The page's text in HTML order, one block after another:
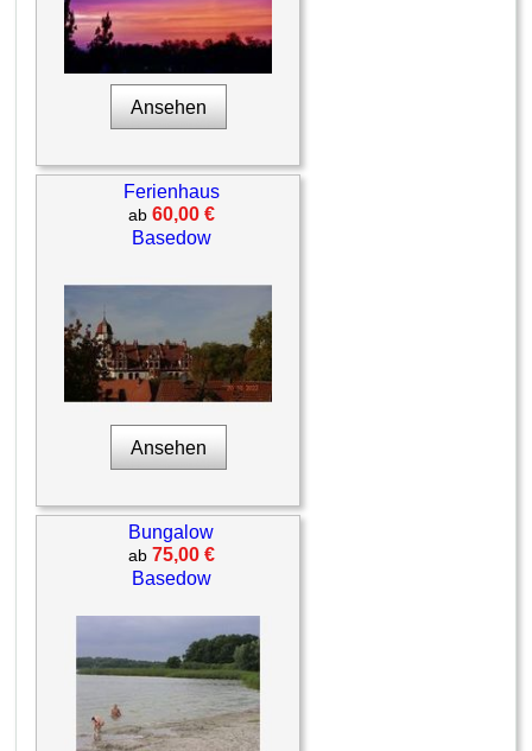
Ansehen
Ferienhaus
ab 60,00 €
Basedow
Ansehen
Bungalow
ab 75,00 €
Basedow